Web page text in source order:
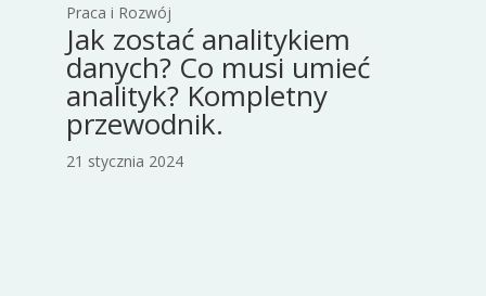
Praca i Rozwój
Jak zostać analitykiem
danych? Co musi umieć
analityk? Kompletny
przewodnik.
21 stycznia 2024